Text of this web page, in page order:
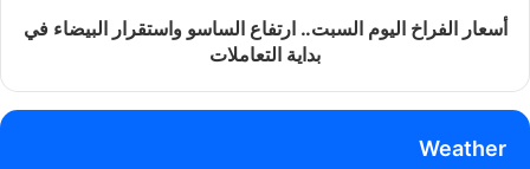
أسعار الفراخ اليوم السبت.. ارتفاع الساسو واستقرار البيضاء في
بداية التعاملات
Weather